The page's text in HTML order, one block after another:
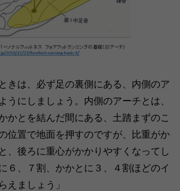
きは、必ず足の裏側にある、内側のア
うにしましょう。内側のアーチとは、
かとを結んだ間にある、土踏まずのこ
位置で地面を押すのですが、比重がか
、後ろに重心がかかりやすくなってし
６、７割、かかとに３、４割ほどのイ
えましょう」